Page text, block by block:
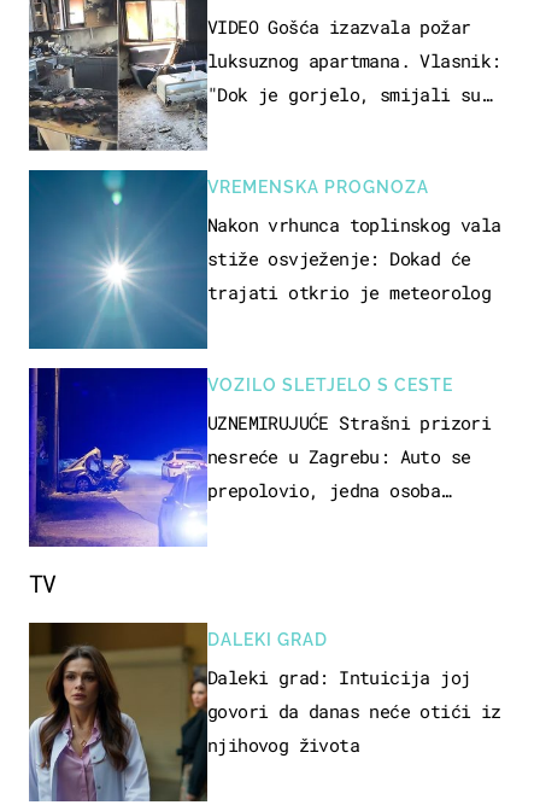
VIDEO Gošća izazvala požar
luksuznog apartmana. Vlasnik:
"Dok je gorjelo, smijali su
VREMENSKA PROGNOZA
Nakon vrhunca toplinskog vala
stiže osvježenje: Dokad će
trajati otkrio je meteorolog
VOZILO SLETJELO S CESTE
UZNEMIRUJUĆE Strašni prizori
nesreće u Zagrebu: Auto se
prepolovio, jedna osoba
TV
DALEKI GRAD
Daleki grad: Intuicija joj
govori da danas neće otići iz
njihovog života